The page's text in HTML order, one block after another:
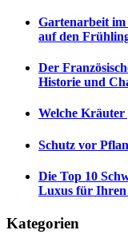
Gartenarbeit im
auf den
Der
Historie und
Welche Kräuter
Schutz vor
Die Top 10
Luxus für Ihren
Kategorien